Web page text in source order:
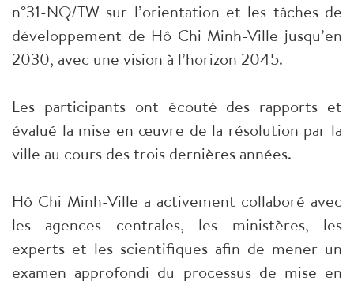
n°31-NQ/TW sur l’orientation et les tâches de
développement de Hô Chi Minh-Ville jusqu’en
2030, avec une vision à l’horizon 2045.
Les participants ont écouté des rapports et
évalué la mise en œuvre de la résolution par la
ville au cours des trois dernières années.
Hô Chi Minh-Ville a activement collaboré avec
les agences centrales, les ministères, les
experts et les scientifiques afin de mener un
examen approfondi du processus de mise en